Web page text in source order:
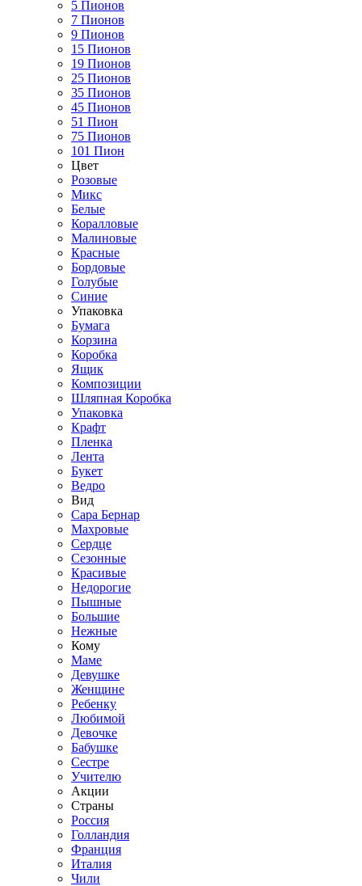
5 Пионов
7 Пионов
9 Пионов
15 Пионов
19 Пионов
25 Пионов
35 Пионов
45 Пионов
51 Пион
75 Пионов
101 Пион
Цвет
Розовые
Микс
Белые
Коралловые
Малиновые
Красные
Бордовые
Голубые
Синие
Упаковка
Бумага
Корзина
Коробка
Ящик
Композиции
Шляпная Коробка
Упаковка
Крафт
Пленка
Лента
Букет
Ведро
Вид
Сара Бернар
Махровые
Сердце
Сезонные
Красивые
Недорогие
Пышные
Большие
Нежные
Кому
Маме
Девушке
Женщине
Ребенку
Любимой
Девочке
Бабушке
Сестре
Учителю
Акции
Страны
Россия
Голландия
Франция
Италия
Чили